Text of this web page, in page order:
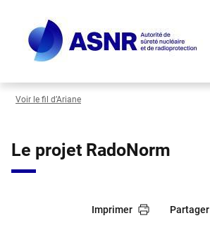
contenu
principal
Voir le fil d’Ariane
Le projet RadoNorm
Imprimer Partager